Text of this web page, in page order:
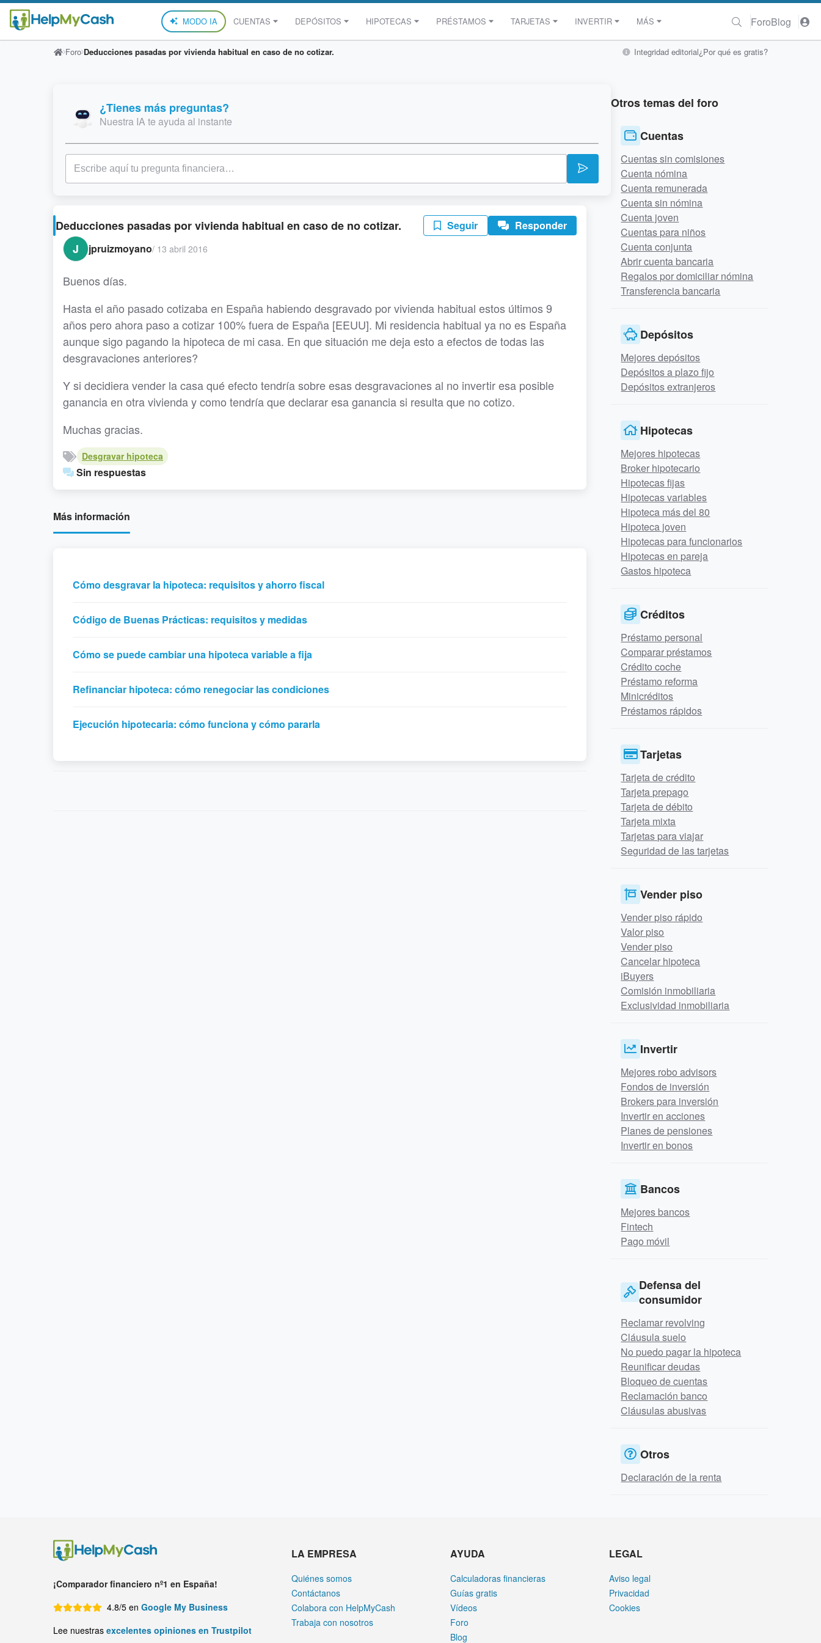
MODO IA CUENTAS DEPÓSITOS HIPOTECAS PRÉSTAMOS TARJETAS INVERTIR MÁS ForoBlog
Integridad editorial¿Por qué es gratis?
Foro Deducciones pasadas por vivienda habitual en caso de no cotizar.
¿Tienes más preguntas?
Nuestra IA te ayuda al instante
Deducciones pasadas por vivienda habitual en caso de no cotizar. Seguir Responder
J jpruizmoyano/ 13 abril 2016
Buenos días.
Hasta el año pasado cotizaba en España habiendo desgravado por vivienda habitual estos últimos 9
años pero ahora paso a cotizar 100% fuera de España [EEUU]. Mi residencia habitual ya no es España
aunque sigo pagando la hipoteca de mi casa. En que situación me deja esto a efectos de todas las
desgravaciones anteriores?
Y si decidiera vender la casa qué efecto tendría sobre esas desgravaciones al no invertir esa posible
ganancia en otra vivienda y como tendría que declarar esa ganancia si resulta que no cotizo.
Muchas gracias.
Desgravar hipoteca
Sin respuestas
Más información
Cómo desgravar la hipoteca: requisitos y ahorro fiscal
Código de Buenas Prácticas: requisitos y medidas
Cómo se puede cambiar una hipoteca variable a fija
Refinanciar hipoteca: cómo renegociar las condiciones
Ejecución hipotecaria: cómo funciona y cómo pararla
Otros temas del foro
Cuentas
Cuentas sin comisiones
Cuenta nómina
Cuenta remunerada
Cuenta sin nómina
Cuenta joven
Cuentas para niños
Cuenta conjunta
Abrir cuenta bancaria
Regalos por domiciliar nómina
Transferencia bancaria
Depósitos
Mejores depósitos
Depósitos a plazo fijo
Depósitos extranjeros
Hipotecas
Mejores hipotecas
Broker hipotecario
Hipotecas fijas
Hipotecas variables
Hipoteca más del 80
Hipoteca joven
Hipotecas para funcionarios
Hipotecas en pareja
Gastos hipoteca
Créditos
Préstamo personal
Comparar préstamos
Crédito coche
Préstamo reforma
Minicréditos
Préstamos rápidos
Tarjetas
Tarjeta de crédito
Tarjeta prepago
Tarjeta de débito
Tarjeta mixta
Tarjetas para viajar
Seguridad de las tarjetas
Vender piso
Vender piso rápido
Valor piso
Vender piso
Cancelar hipoteca
iBuyers
Comisión inmobiliaria
Exclusividad inmobiliaria
Invertir
Mejores robo advisors
Fondos de inversión
Brokers para inversión
Invertir en acciones
Planes de pensiones
Invertir en bonos
Bancos
Mejores bancos
Fintech
Pago móvil
Defensa del
consumidor
Reclamar revolving
Cláusula suelo
No puedo pagar la hipoteca
Reunificar deudas
Bloqueo de cuentas
Reclamación banco
Cláusulas abusivas
Otros
Declaración de la renta
¡Comparador financiero nº1 en España!
4.8/5 en Google My Business
Lee nuestras excelentes opiniones en Trustpilot
LA EMPRESA
Quiénes somos
Contáctanos
Colabora con HelpMyCash
Trabaja con nosotros
AYUDA
Calculadoras financieras
Guías gratis
Vídeos
Foro
Blog
LEGAL
Aviso legal
Privacidad
Cookies